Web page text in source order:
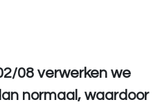
08 verwerken we
normaal, waardoor